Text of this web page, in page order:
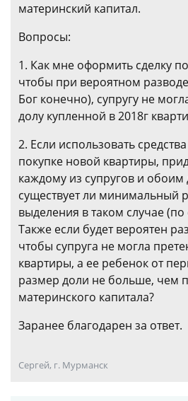
материнский капитал.
Вопросы:
1. Как мне оформить сделку
чтобы при вероятном
Бог конечно), супругу не
долу купленной в 2018г
2. Если использовать
покупке новой квартиры,
каждому из супругов и обоим
существует ли минимальный
выделения в таком случае
Также если будет вероятен
чтобы супруга не могла
квартиры, а ее ребенок от
размер доли не больше, чем
материнского капитала?
Заранее благодарен за ответ.
Сергей, г. Мурманск